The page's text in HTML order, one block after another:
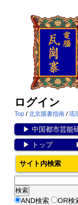
ログイン
Top /北京購書指南 /琉
▶ 中国都市芸能
▶
トップ
サイト内検索
AND検索 OR検